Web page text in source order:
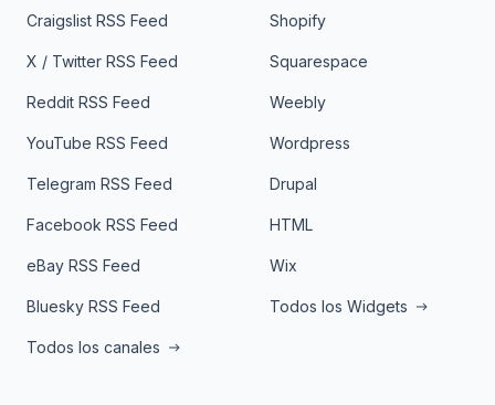
Craigslist RSS Feed
X / Twitter RSS Feed
Reddit RSS Feed
YouTube RSS Feed
Telegram RSS Feed
Facebook RSS Feed
eBay RSS Feed
Bluesky RSS Feed
Todos los canales
Shopify
Squarespace
Weebly
Wordpress
Drupal
HTML
Wix
Todos los Widgets